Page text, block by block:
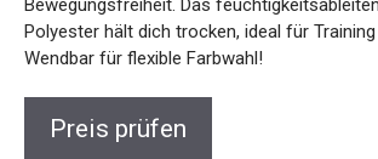
Polyester hält dich trocken, ideal für Training
Wendbar für flexible Farbwahl!